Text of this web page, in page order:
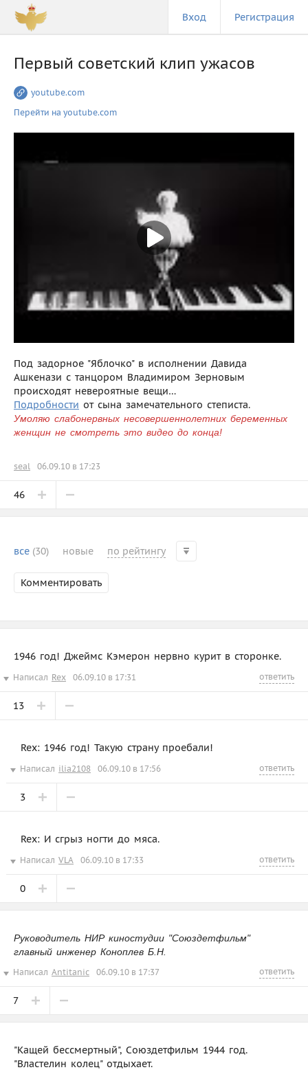
Вход Регистрация
Первый советский клип ужасов
youtube.com
Перейти на youtube.com
Под задорное "Яблочко" в исполнении Давида
Ашкенази с танцором Владимиром Зерновым
происходят невероятные вещи…
Подробности от сына замечательного степиста.
Умоляю слабонервных несовершеннолетних беременных
женщин не смотреть это видео до конца!
seal 06.09.10 в 17:23
46
все (30) новые по рейтингу
Комментировать
1946 год! Джеймс Кэмерон нервно курит в сторонке.
Написал Rex 06.09.10 в 17:31 ответить
13
Rex: 1946 год! Такую страну проебали!
Написал ilia2108 06.09.10 в 17:56 ответить
3
Rex: И сгрыз ногти до мяса.
Написал VLA 06.09.10 в 17:33 ответить
0
Руководитель НИР киностудии "Союздетфильм"
главный инженер Коноплев Б.Н.
Написал Antitanic 06.09.10 в 17:37 ответить
7
"Кащей бессмертный", Союздетфильм 1944 год.
"Властелин колец" отдыхает.